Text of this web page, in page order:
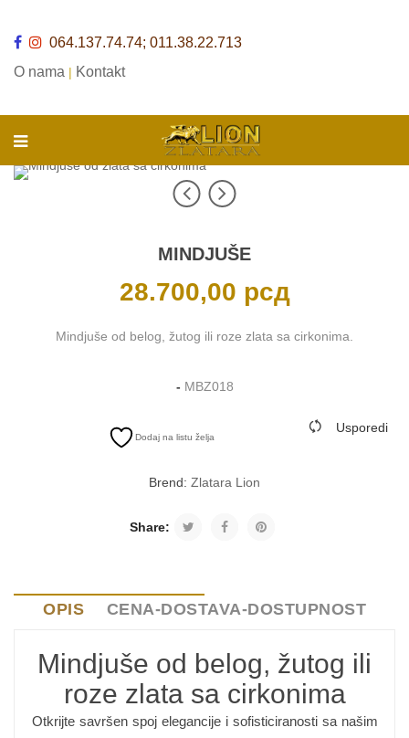
064.137.74.74; 011.38.22.713
O nama | Kontakt
MINDJUŠE
28.700,00 рсд
Mindjuše od belog, žutog ili roze zlata sa cirkonima.
- MBZ018
Dodaj na listu želja
Usporedi
Brend: Zlatara Lion
Share:
OPIS CENA-DOSTAVA-DOSTUPNOST
Mindjuše od belog, žutog ili
roze zlata sa cirkonima
Otkrijte savršen spoj elegancije i sofisticiranosti sa našim